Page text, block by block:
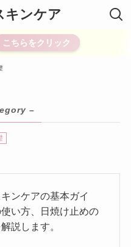
キンケア
こちらをクリック
–
ンケアの基本ガイ
い方、日焼け止めの
説します。